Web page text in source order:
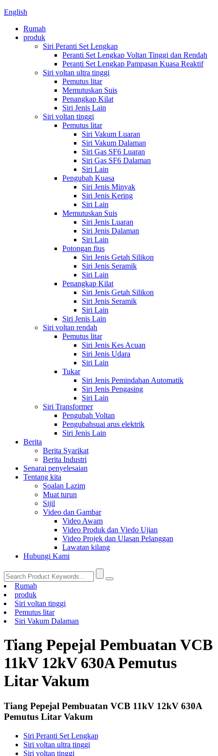
English
Rumah
produk
Siri Peranti Set Lengkap
Peranti Set Lengkap Voltan Tinggi dan Rendah
Peranti Set Lengkap Pampasan Kuasa Reaktif
Siri voltan ultra tinggi
Pemutus litar
Memutuskan Suis
Penangkap Kilat
Siri Jenis Lain
Siri voltan tinggi
Pemutus litar
Siri Vakum Luaran
Siri Vakum Dalaman
Siri Gas SF6 Luaran
Siri Gas SF6 Dalaman
Siri Lain
Pengubah Kuasa
Siri Jenis Minyak
Siri Jenis Kering
Siri Lain
Memutuskan Suis
Siri Jenis Luaran
Siri Jenis Dalaman
Siri Lain
Potongan fius
Siri Jenis Getah Silikon
Siri Jenis Seramik
Siri Lain
Penangkap Kilat
Siri Jenis Getah Silikon
Siri Jenis Seramik
Siri Lain
Siri Jenis Lain
Siri voltan rendah
Pemutus litar
Siri Jenis Kes Acuan
Siri Jenis Udara
Siri Lain
Tukar
Siri Jenis Pemindahan Automatik
Siri Jenis Pengasing
Siri Lain
Siri Transformer
Pengubah Voltan
Pengubahsuai arus elektrik
Siri Jenis Lain
Berita
Berita Syarikat
Berita Industri
Senarai penyelesaian
Tentang kita
Soalan Lazim
Muat turun
Sijil
Video dan Gambar
Video Awam
Video Produk dan Viedo Ujian
Video Projek dan Ulasan Pelanggan
Lawatan kilang
Hubungi Kami
Rumah
produk
Siri voltan tinggi
Pemutus litar
Siri Vakum Dalaman
Tiang Pepejal Pembuatan VCB
11kV 12kV 630A Pemutus
Litar Vakum
Tiang Pepejal Pembuatan VCB 11kV 12kV 630A
Pemutus Litar Vakum
Siri Peranti Set Lengkap
Siri voltan ultra tinggi
Siri voltan tinggi